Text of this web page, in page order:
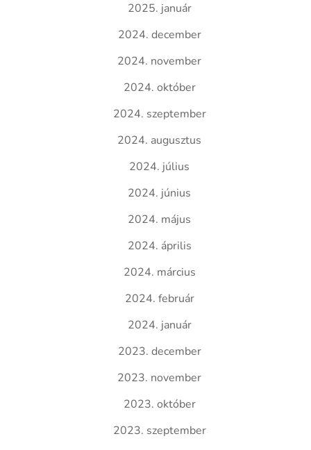
2025. január
2024. december
2024. november
2024. október
2024. szeptember
2024. augusztus
2024. július
2024. június
2024. május
2024. április
2024. március
2024. február
2024. január
2023. december
2023. november
2023. október
2023. szeptember